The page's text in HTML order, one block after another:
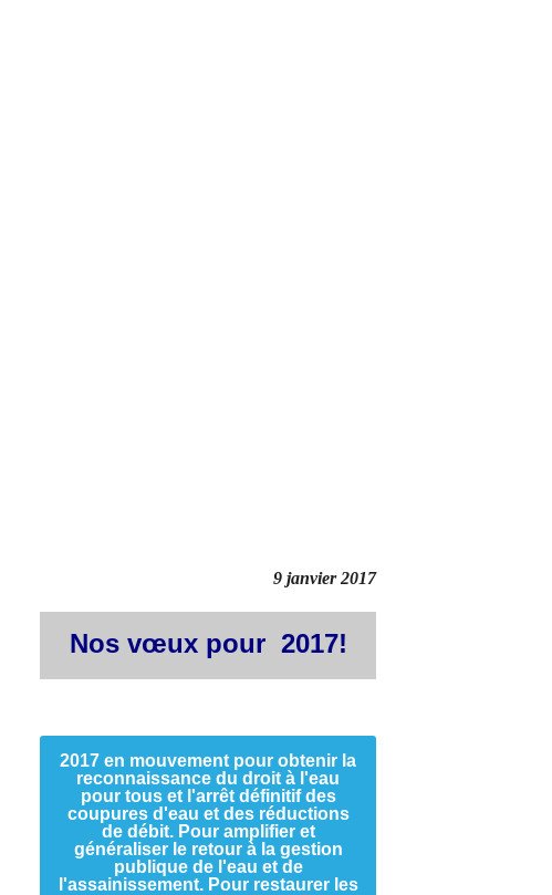
9 janvier 2017
Nos vœux pour 2017!
2017 en mouvement pour obtenir la
reconnaissance du droit à l'eau
pour tous et l'arrêt définitif des
coupures d'eau et des réductions
de débit. Pour amplifier et
généraliser le retour à la gestion
publique de l'eau et de
l'assainissement. Pour restaurer les